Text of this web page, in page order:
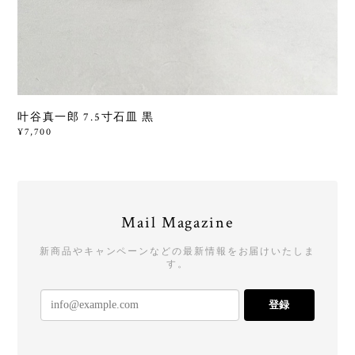
叶谷真一郎 7.5寸石皿 黒
¥7,700
Mail Magazine
新商品やキャンペーンなどの最新情報をお届けいたしま
す。
登録